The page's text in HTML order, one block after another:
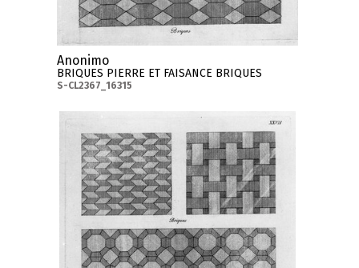
Anonimo
BRIQUES PIERRE ET FAISANCE BRIQUES
S-CL2367_16315